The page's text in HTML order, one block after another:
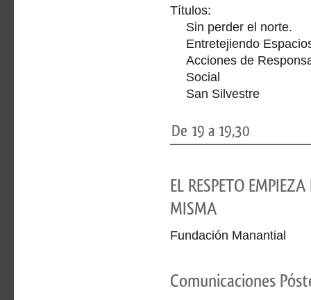
Títulos:
Sin perder el norte.
Entretejiendo
Acciones de
Social
San Silvestre
De 19 a 19,30
EL RESPETO
MISMA
Fundación Manantial
Comunicaciones